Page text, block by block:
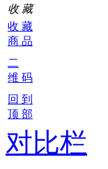
收 藏
收 藏
商 品
二
维 码
回 到
顶 部
对比栏